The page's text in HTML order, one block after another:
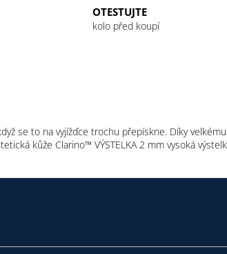
OTESTUJTE
kolo před koupí
se to na vyjížďce trochu přepískne. Díky
kůže Clarino™ VÝSTELKA 2 mm vysoká